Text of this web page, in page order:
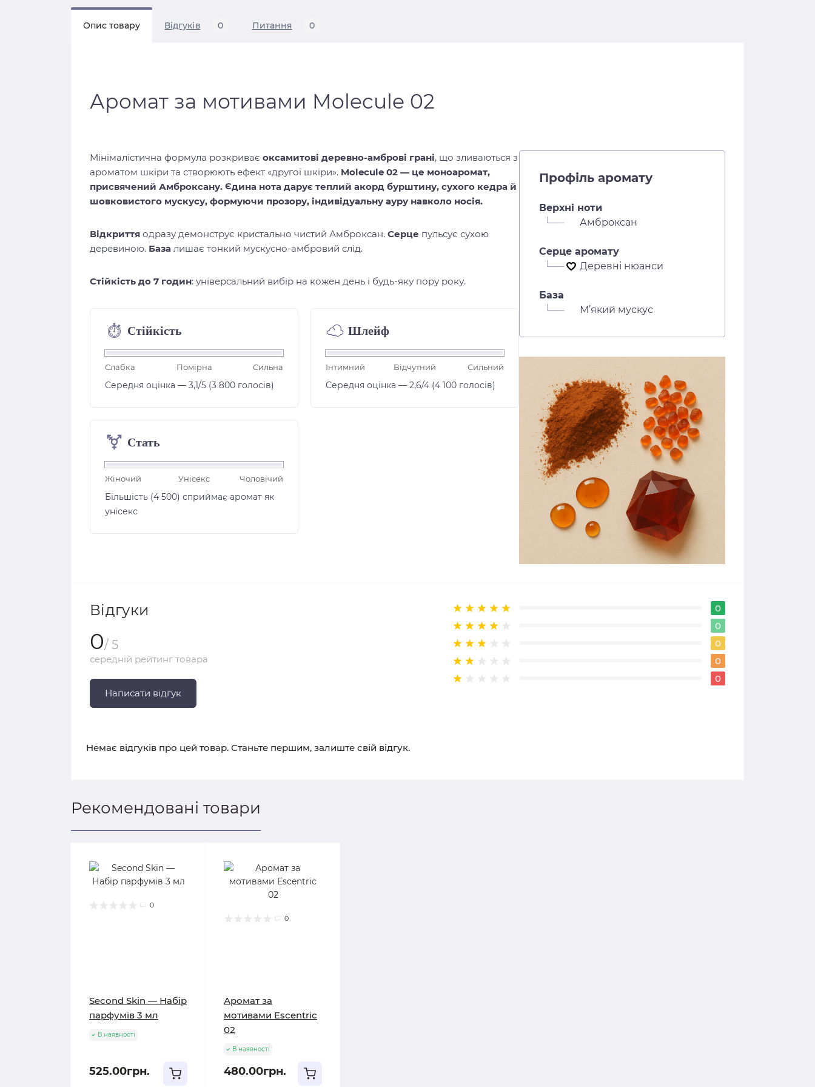
Опис товару Відгуків 0 Питання 0
Аромат за мотивами Molecule 02
Мінімалістична формула розкриває оксамитові деревно-амброві грані, що зливаються з
ароматом шкіри та створюють ефект «другої шкіри». Molecule 02 — це моноаромат,
присвячений Амброксану. Єдина нота дарує теплий акорд бурштину, сухого кедра й
шовковистого мускусу, формуючи прозору, індивідуальну ауру навколо носія.
Відкриття одразу демонструє кристально чистий Амброксан. Серце пульсує сухою
деревиною. База лишає тонкий мускусно-амбровий слід.
Стійкість до 7 годин: універсальний вибір на кожен день і будь-яку пору року.
⏱︎ Стійкість
Слабка Помірна Сильна
Середня оцінка — 3,1/5 (3 800 голосів)
☁︎ Шлейф
Інтимний Відчутний Сильний
Середня оцінка — 2,6/4 (4 100 голосів)
⚧ Стать
Жіночий Унісекс Чоловічий
Більшість (4 500) сприймає аромат як
унісекс
Профіль аромату
Верхні ноти
└──
Амброксан
Серце аромату
└──
Деревні нюанси
База
└──
М’який мускус
Відгуки
0/ 5
середній рейтинг товара
Написати відгук
0
0
0
0
0
Немає відгуків про цей товар. Станьте першим, залиште свій відгук.
Рекомендовані товари
0
Second Skin — Набір
парфумів 3 мл
В наявності
525.00грн.
0
Аромат за
мотивами Escentric
02
В наявності
480.00грн.